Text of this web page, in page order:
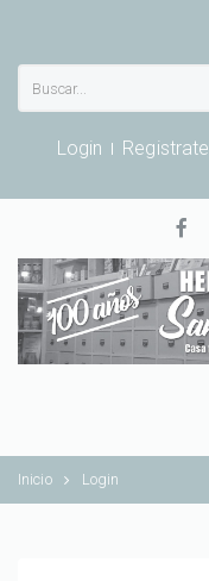
Login Registrate
Inicio Login